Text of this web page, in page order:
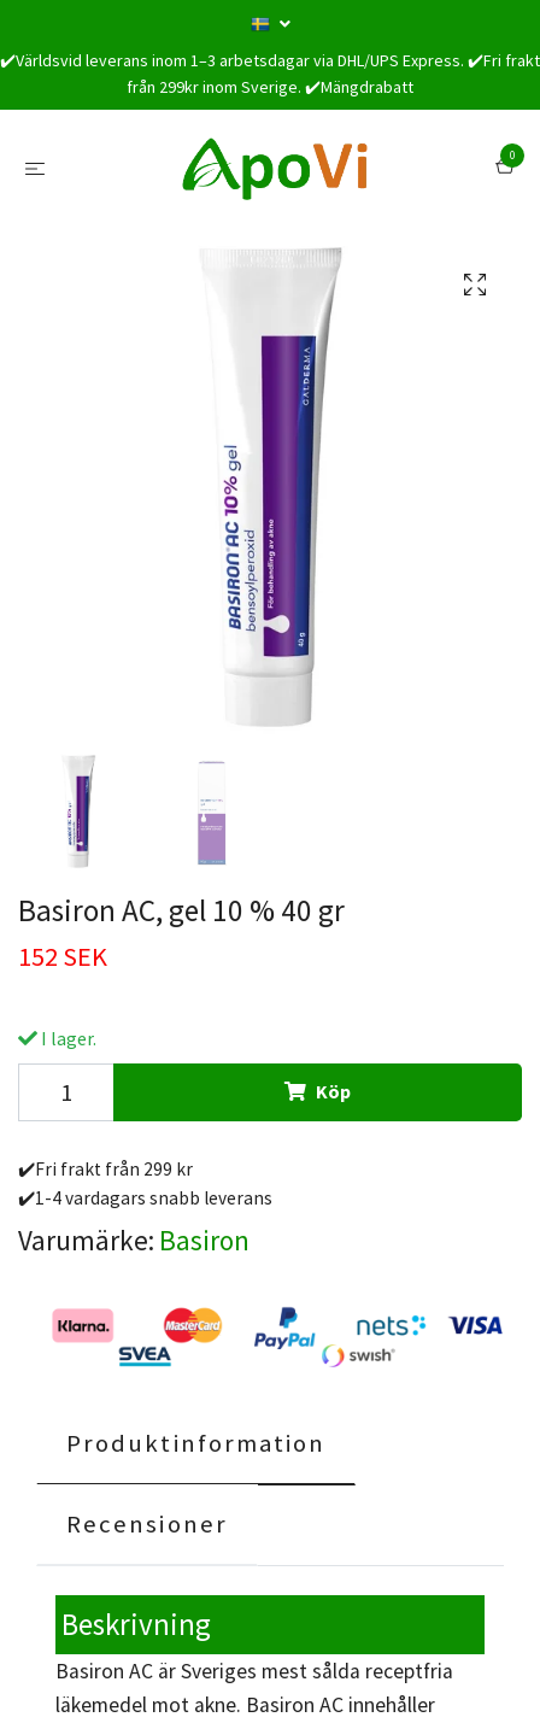
✔️Världsvid leverans inom 1–3 arbetsdagar via DHL/UPS Express. ✔️Fri frakt
från 299kr inom Sverige. ✔️Mängdrabatt
0
Basiron AC, gel 10 % 40 gr
152 SEK
I lager.
Köp
✔️Fri frakt från 299 kr
✔️1-4 vardagars snabb leverans
Varumärke: Basiron
Produktinformation
Recensioner
Beskrivning
Basiron AC är Sveriges mest sålda receptfria
läkemedel mot akne. Basiron AC innehåller